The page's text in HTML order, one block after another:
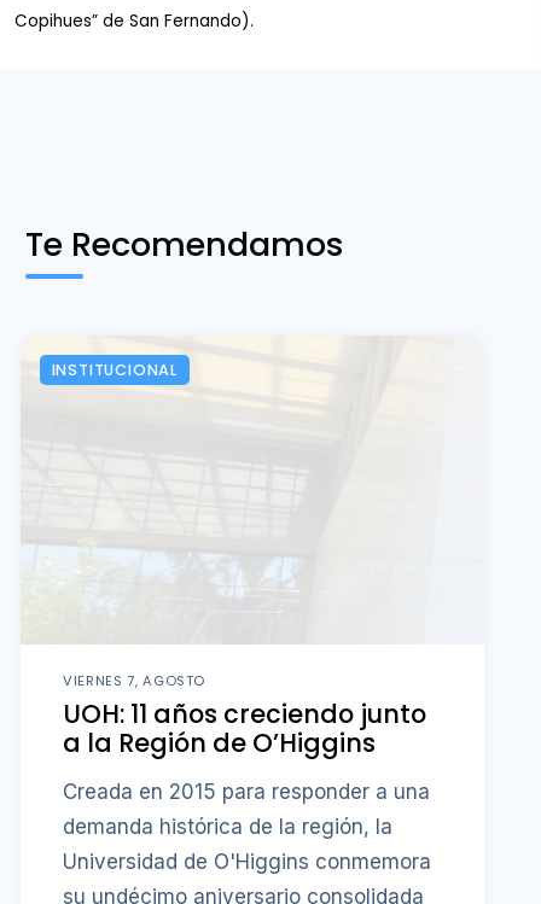
Copihues” de San Fernando).
Te Recomendamos
INSTITUCIONAL
VIERNES 7, AGOSTO
UOH: 11 años creciendo junto
a la Región de O’Higgins
Creada en 2015 para responder a una
demanda histórica de la región, la
Universidad de O'Higgins conmemora
su undécimo aniversario consolidada